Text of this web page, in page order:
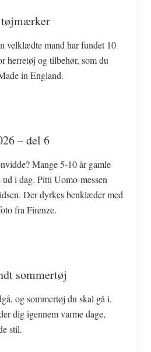
tøjmærker
velklædte mand har fundet 10
herretøj og tilbehør, som du
in England.
– del 6
Mange 5-10 år gamle
i dag. Pitti Uomo-messen
Der dyrkes benklæder med
fra Firenze.
sommertøj
og sommertøj du skal gå i.
dig igennem varme dage,
stil.